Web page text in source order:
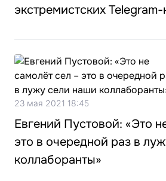
экстремистских
23 мая 2021 18:45
Евгений Пустовой: «Это
это в очередной раз в
коллаборанты»